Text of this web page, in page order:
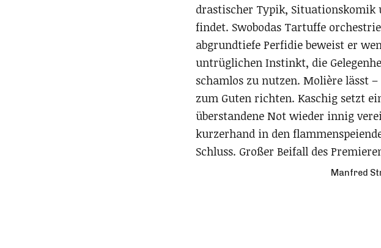
drastischer Typik, Situationskomik
findet. Swobodas Tartuffe
abgrundtiefe Perfidie beweist er
untrüglichen Instinkt, die
schamlos zu nutzen. Molière lässt
zum Guten richten. Kaschig setzt
überstandene Not wieder innig
kurzerhand in den
Schluss. Großer Beifall des
Manfred